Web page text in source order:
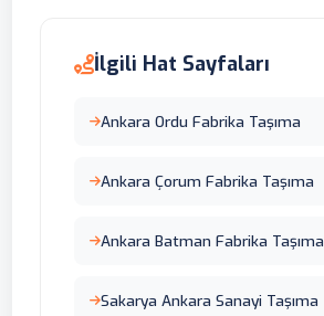
İlgili Hat Sayfaları
Ankara Ordu Fabrika Taşıma
Ankara Çorum Fabrika Taşıma
Ankara Batman Fabrika Taşıma
Sakarya Ankara Sanayi Taşıma